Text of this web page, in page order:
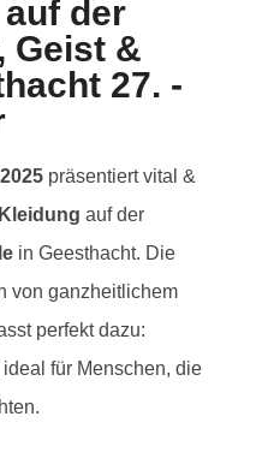
der
Geist &
27. -
präsentiert vital &
auf der
in Geesthacht. Die
von ganzheitlichem
perfekt dazu:
für Menschen, die